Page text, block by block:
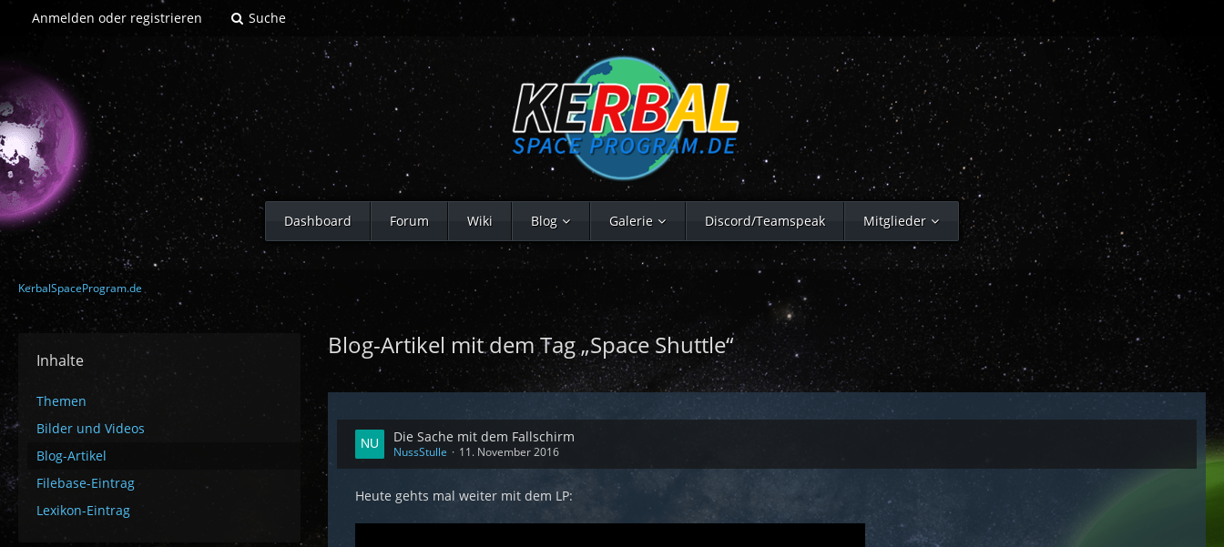
Anmelden oder registrieren Suche
Dashboard Forum Wiki Blog Galerie Discord/Teamspeak Mitglieder
KerbalSpaceProgram.de
Inhalte
Themen
Bilder und Videos
Blog-Artikel
Filebase-Eintrag
Lexikon-Eintrag
Blog-Artikel mit dem Tag „Space Shuttle“
Die Sache mit dem Fallschirm
NussStulle 11. November 2016
Heute gehts mal weiter mit dem LP: